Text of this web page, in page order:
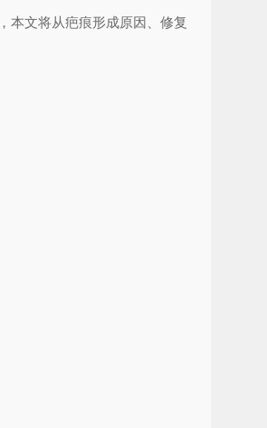
本文将从疤痕形成原因、修复